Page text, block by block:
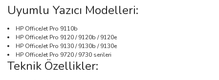
Uyumlu Yazıcı Modelleri:
HP OfficeJet Pro 9110b
HP OfficeJet Pro 9120 / 9120b / 9120e
HP OfficeJet Pro 9130 / 9130b / 9130e
HP OfficeJet Pro 9720 / 9730 serileri
Teknik Özellikler: